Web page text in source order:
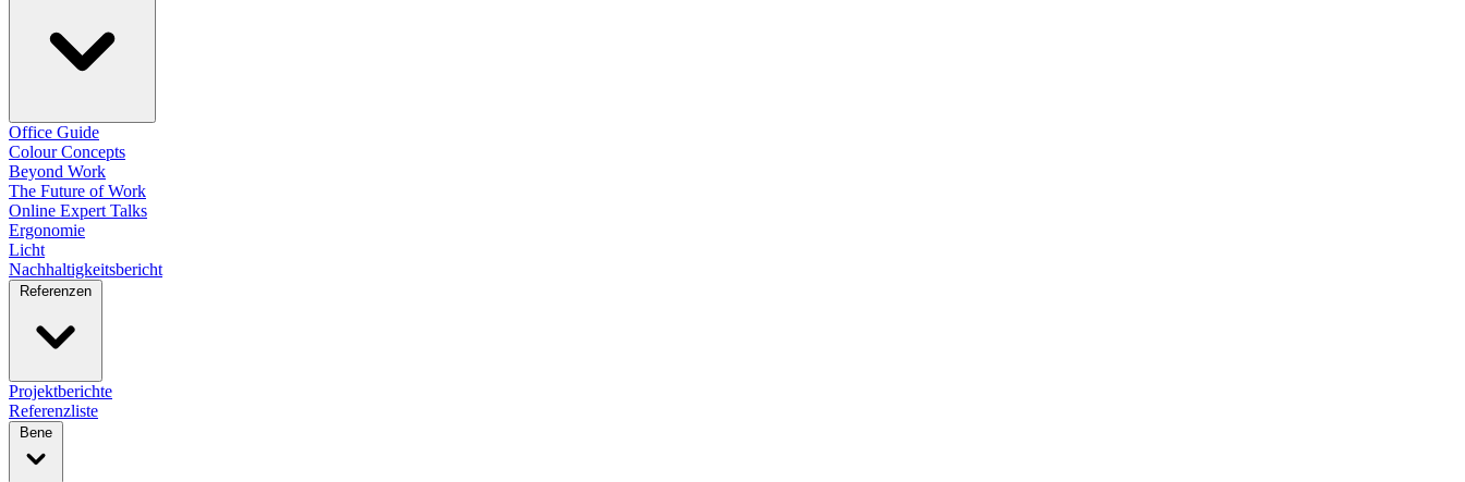
Office Guide
Colour Concepts
Beyond Work
The Future of Work
Online Expert Talks
Ergonomie
Licht
Nachhaltigkeitsbericht
Referenzen
Projektberichte
Referenzliste
Bene